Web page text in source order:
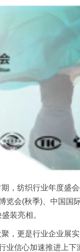
，纺织行业年度盛
览会(秋季)、中国国
装亮相。
更是行业企业展
业信心加速推进上